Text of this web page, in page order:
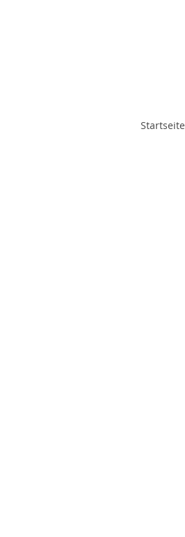
Startseite